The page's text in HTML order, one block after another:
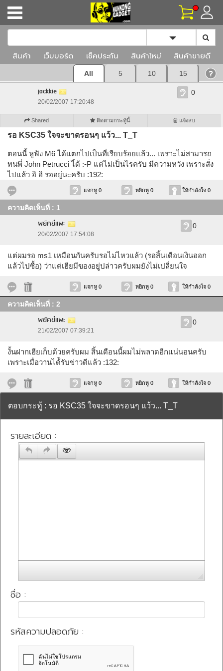
Toggle
สินค้า เว็บบอร์ด เช็คประกัน สินค้าใหม่ สินค้าขายดี
All 5 10 15
jackkie
20/02/2007 17:20:48
0
Shared ติดตามกระทู้นี้ แจ้งลบ
รอ KSC35 ใจจะขาดรอนๆ แว้ว... T_T
ตอนนี้ หูฟัง M6 ได้แตกไปเป็นที่เรียบร้อยแล้ว... เพราะไม่สามารถ
ทนพี่ John Petrucci ไ้ด้ :-P แต่ไม่เป็นไรครับ มีความหวัง เพราะสั่ง
ไปแล้ว อิ อิ รออยู่นะครับ :192:
แจกหู 0 หยิกหู 0 ให้กำลังใจ 0
ความคิดเห็นที่ : 1
พยัคย๋แพะ
20/02/2007 17:54:08
0
แต่ผมรอ ms1 เหมือนกันครับรอไม่ไหวแล้ว (รอสิ้นเดือนเงินออก
แล้วไปซื้อ) ว่าแต่เฮียมีของอยู่ปล่าวครับผมยังไม่เปลี่ยนใจ
แจกหู 0 หยิกหู 0 ให้กำลังใจ 0
ความคิดเห็นที่ : 2
พยัคย๋แพะ
21/02/2007 07:39:21
0
งั้นฝากเฮียเก็บด้วยครับผม สิ้นเดือนนี้ผมไม่พลาดอีกแน่นอนครับ
เพราะเมื่อวานได้ัรับข่าวดีแล้ว :132:
แจกหู 0 หยิกหู 0 ให้กำลังใจ 0
ตอบกระทู้ : รอ KSC35 ใจจะขาดรอนๆ แว้ว... T_T
รายละเอียด :
ชื่อ :
รหัสความปลอดภัย :